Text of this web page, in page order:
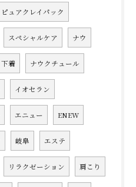
ピュアクレイパック
スペシャルケア ナウ
下着 ナウクチュール
イオセラン
エニュー ENEW
岐阜 エステ
リラクゼーション 肩こり